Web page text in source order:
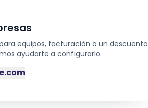
equipos, facturación o un descuento
ayudarte a configurarlo.